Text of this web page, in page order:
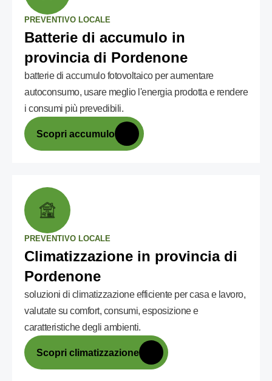
PREVENTIVO LOCALE
Batterie di accumulo in
provincia di Pordenone
batterie di accumulo fotovoltaico per aumentare
autoconsumo, usare meglio l'energia prodotta e rendere
i consumi più prevedibili.
Scopri accumulo
PREVENTIVO LOCALE
Climatizzazione in provincia di
Pordenone
soluzioni di climatizzazione efficiente per casa e lavoro,
valutate su comfort, consumi, esposizione e
caratteristiche degli ambienti.
Scopri climatizzazione